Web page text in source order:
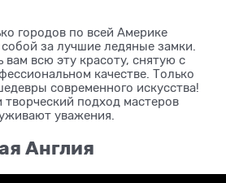
городов по всей Америке
за лучшие ледяные замки.
всю эту красоту, снятую с
качестве. Только
современного искусства!
подход мастеров
уважения.
Англия